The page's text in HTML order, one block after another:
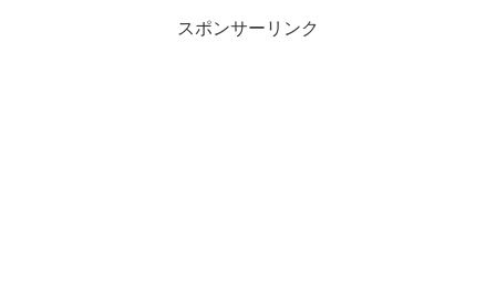
スポンサーリンク